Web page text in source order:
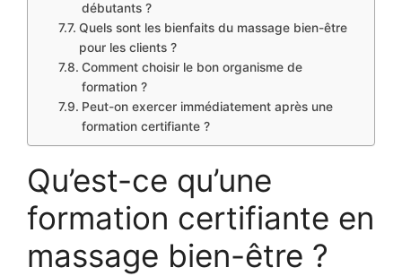
débutants ?
Quels sont les bienfaits du massage bien-être
pour les clients ?
Comment choisir le bon organisme de
formation ?
Peut-on exercer immédiatement après une
formation certifiante ?
Qu’est-ce qu’une
formation certifiante en
massage bien-être ?